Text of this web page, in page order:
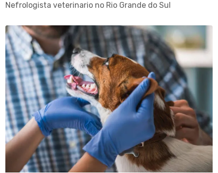
Nefrologista veterinario no Rio Grande do Sul